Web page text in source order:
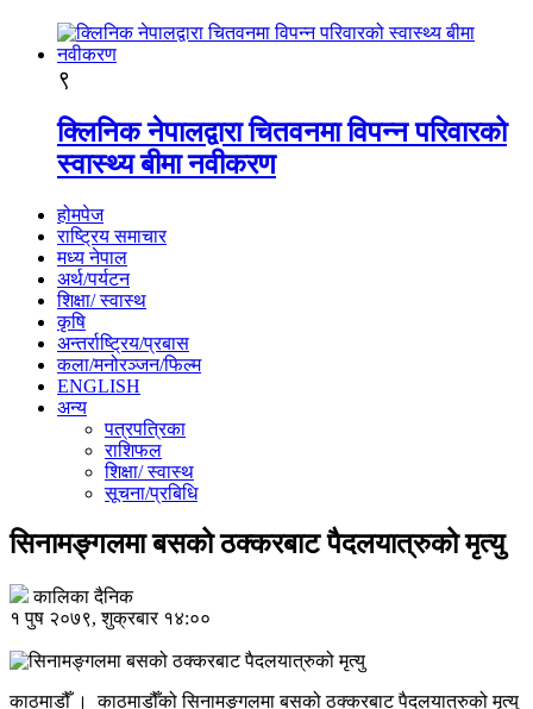
९
क्लिनिक नेपालद्वारा चितवनमा विपन्न परिवारको
स्वास्थ्य बीमा नवीकरण
होमपेज
राष्ट्रिय समाचार
मध्य नेपाल
अर्थ/पर्यटन
शिक्षा/ स्वास्थ
कृषि
अन्तर्राष्ट्रिय/प्रबास
कला/मनोरञ्जन/फिल्म
ENGLISH
अन्य
पत्रपत्रिका
राशिफल
शिक्षा/ स्वास्थ
सूचना/प्रबिधि
सिनामङ्गलमा बसको ठक्करबाट पैदलयात्रुको मृत्यु
कालिका दैनिक
१ पुष २०७९, शुक्रबार १४:००
काठमाडौँ । काठमाडौँको सिनामङ्गलमा बसको ठक्करबाट पैदलयात्रुको मृत्यु